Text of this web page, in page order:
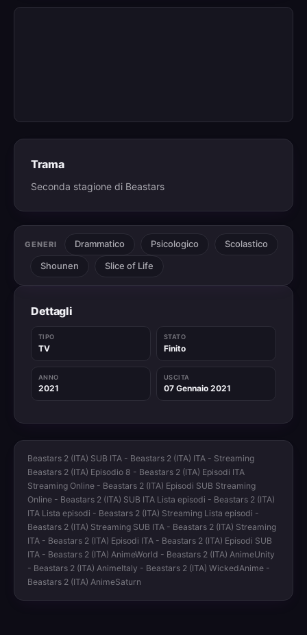
Trama
Seconda stagione di Beastars
GENERI Drammatico Psicologico
Scolastico
Shounen
Slice of Life
Dettagli
TIPO
TV
STATO
Finito
ANNO
2021
USCITA
07 Gennaio 2021
Beastars 2 (ITA) SUB ITA - Beastars 2 (ITA) ITA - Streaming
Beastars 2 (ITA) Episodio 8 - Beastars 2 (ITA) Episodi ITA
Streaming Online - Beastars 2 (ITA) Episodi SUB Streaming
Online - Beastars 2 (ITA) SUB ITA Lista episodi - Beastars 2 (ITA)
ITA Lista episodi - Beastars 2 (ITA) Streaming Lista episodi -
Beastars 2 (ITA) Streaming SUB ITA - Beastars 2 (ITA) Streaming
ITA - Beastars 2 (ITA) Episodi ITA - Beastars 2 (ITA) Episodi SUB
ITA - Beastars 2 (ITA) AnimeWorld - Beastars 2 (ITA) AnimeUnity
- Beastars 2 (ITA) AnimeItaly - Beastars 2 (ITA) WickedAnime -
Beastars 2 (ITA) AnimeSaturn